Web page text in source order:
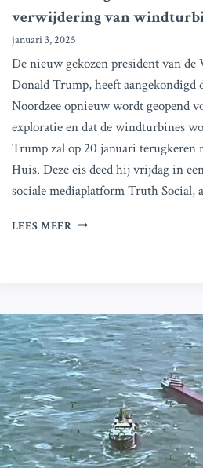
verwijdering van
januari 3, 2025
De nieuw gekozen president van de
Donald Trump, heeft aangekondigd
Noordzee opnieuw wordt geopend
exploratie en dat de windturbines
Trump zal op 20 januari terugkeren
Huis. Deze eis deed hij vrijdag in
sociale mediaplatform Truth Social,
LEES MEER DONALD
OLIEBORINGEN
IN
DE
NOORDZEE
EN
VERWIJDERING
VAN
WINDTURBINES